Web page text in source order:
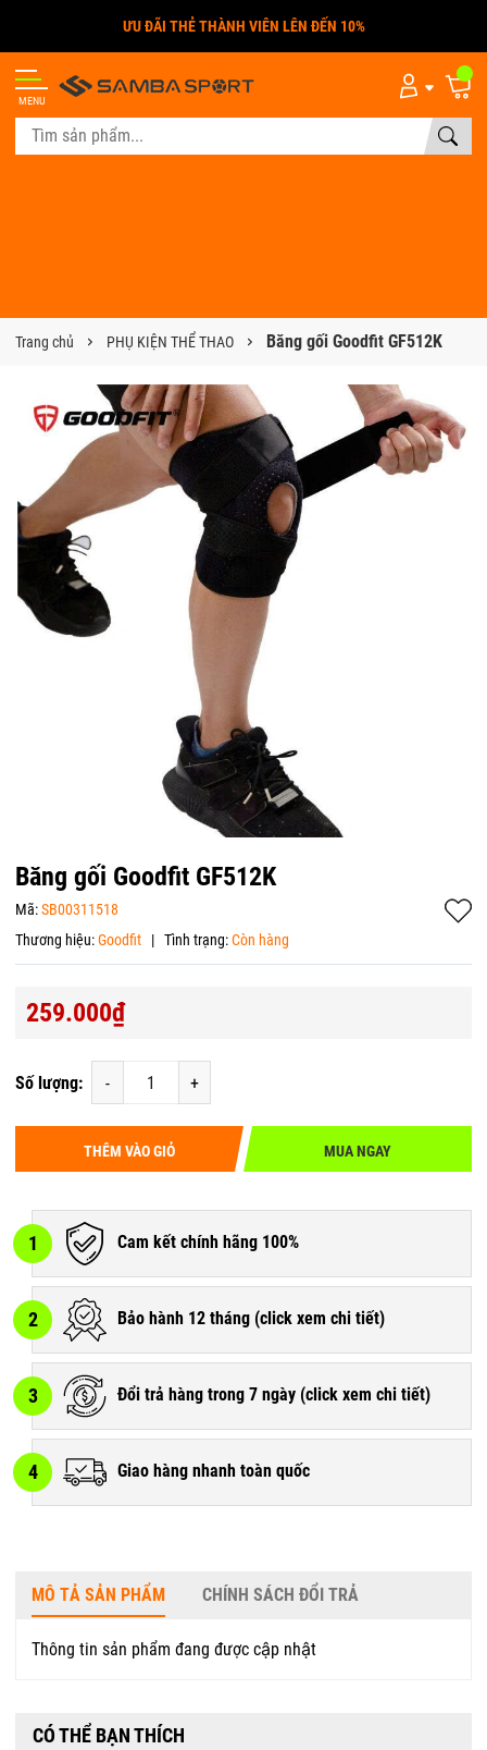
MENU
Trang chủ PHỤ KIỆN THỂ THAO Băng gối Goodfit GF512K
Băng gối Goodfit GF512K
Mã:SB00311518
Thương hiệu:Goodfit | Tình trạng:Còn hàng
259.000₫
Số lượng: - +
THÊM VÀO GIỎ MUA NGAY
1 Cam kết chính hãng 100%
2 Bảo hành 12 tháng (click xem chi tiết)
3 Đổi trả hàng trong 7 ngày (click xem chi tiết)
4 Giao hàng nhanh toàn quốc
MÔ TẢ SẢN PHẨM CHÍNH SÁCH ĐỔI TRẢ
Thông tin sản phẩm đang được cập nhật
CÓ THỂ BẠN THÍCH